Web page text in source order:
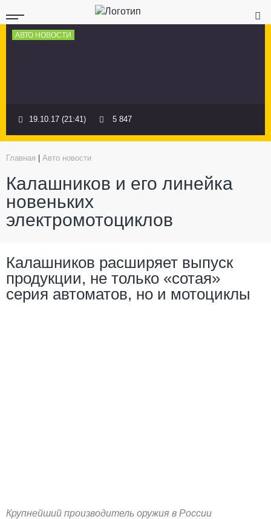
АВТО НОВОСТИ
19.10.17 (21:41) 5 847
Главная Авто новости
Калашников и его линейка
новеньких
электромотоциклов
Калашников расширяет выпуск
продукции, не только «сотая»
серия автоматов, но и мотоциклы
Крупнейший производитель оружия в России